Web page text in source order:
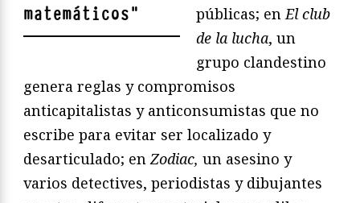
matemáticos"
públicas; enEl club
de la lucha, un
grupo clandestino
genera reglas y compromisos
anticapitalistas y anticonsumistas que no
escribe para evitar ser localizado y
desarticulado; enZodiac, un asesino y
varios detectives, periodistas y dibujantes